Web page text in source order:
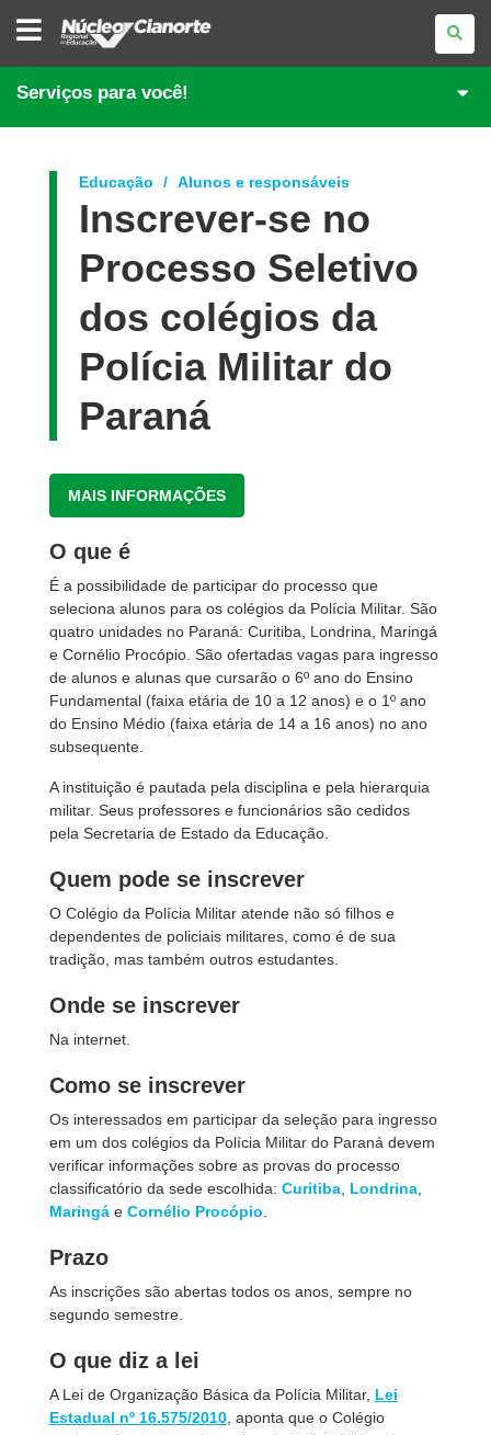
NÚCLEO
REGIONAL
EDUCAÇÃO
DE
CIANORTE
Serviços para você!
Educação Alunos e responsáveis
Inscrever-se no
Processo Seletivo
dos colégios da
Polícia Militar do
Paraná
MAIS INFORMAÇÕES
O que é
É a possibilidade de participar do processo que
seleciona alunos para os colégios da Polícia Militar. São
quatro unidades no Paraná: Curitiba, Londrina, Maringá
e Cornélio Procópio. São ofertadas vagas para ingresso
de alunos e alunas que cursarão o 6º ano do Ensino
Fundamental (faixa etária de 10 a 12 anos) e o 1º ano
do Ensino Médio (faixa etária de 14 a 16 anos) no ano
subsequente.
A instituição é pautada pela disciplina e pela hierarquia
militar. Seus professores e funcionários são cedidos
pela Secretaria de Estado da Educação.
Quem pode se inscrever
O Colégio da Polícia Militar atende não só filhos e
dependentes de policiais militares, como é de sua
tradição, mas também outros estudantes.
Onde se inscrever
Na internet.
Como se inscrever
Os interessados em participar da seleção para ingresso
em um dos colégios da Polícia Militar do Paraná devem
verificar informações sobre as provas do processo
classificatório da sede escolhida: Curitiba Londrina
Maringá e Cornélio Procópio
Prazo
As inscrições são abertas todos os anos, sempre no
segundo semestre.
O que diz a lei
A Lei de Organização Básica da Polícia Militar, Lei
Estadual nº 16.575/2010 , aponta que o Colégio